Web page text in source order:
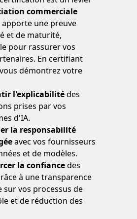
commerciale
apporte une preuve
et de maturité,
pour rassurer vos
En certifiant
démontrez votre
l'explicabilitédes
prises par vos
d'IA.
la responsabilité
avec vos fournisseurs
et de modèles.
la confiancedes
à une transparence
sur vos processus de
et de réduction des